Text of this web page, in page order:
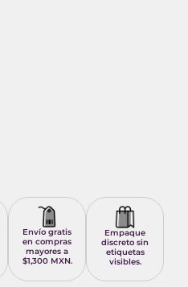
Envío gratis
en compras
mayores a
$1,300 MXN.
Empaque
discreto sin
etiquetas
visibles.